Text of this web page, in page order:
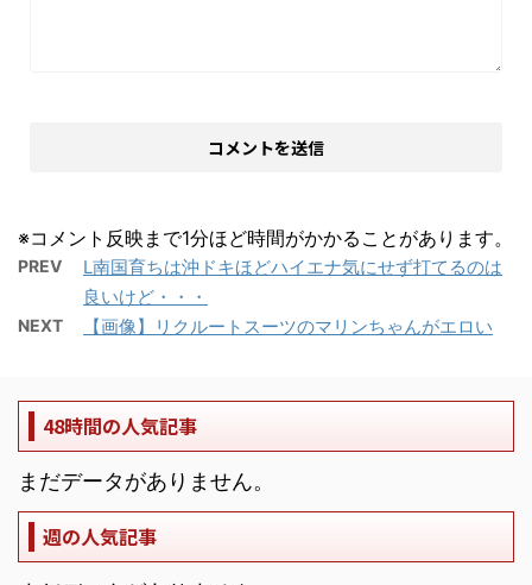
※コメント反映まで1分ほど時間がかかることがあります。
PREV
L南国育ちは沖ドキほどハイエナ気にせず打てるのは
良いけど・・・
NEXT 【画像】リクルートスーツのマリンちゃんがエロい
48時間の人気記事
まだデータがありません。
週の人気記事